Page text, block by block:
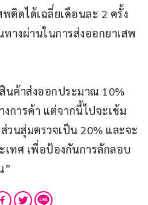
ติดได้เฉลี่ยเดือนละ 2 ครั้ง
างผ่านในการส่งออกยาเสพ
นค้าส่งออกประมาณ 10%
การค้า แต่จากนี้ไปจะเข้ม
วนสุ่มตรวจเป็น 20% และจะ
ทศ เพื่อป้องกันการลักลอบ
”